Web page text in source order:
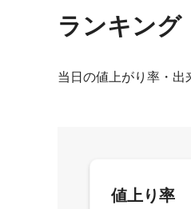
ランキング
当日の値上がり率・出